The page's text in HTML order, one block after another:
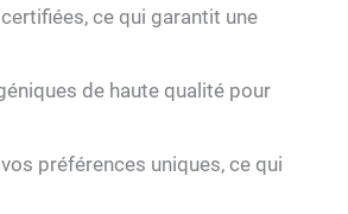
ce qui garantit une
de haute qualité pour
préférences uniques, ce qui